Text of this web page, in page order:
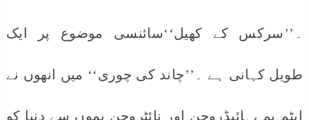
۔’’سرکس کے کھیل‘‘سائنسی موضوع پر ایک
طویل کہانی ہے ۔’’چاند کی چوری‘‘ میں انھوں نے
ایٹم بم ،ہائیڈروجن اور نائٹروجن بموں سے دنیا کو